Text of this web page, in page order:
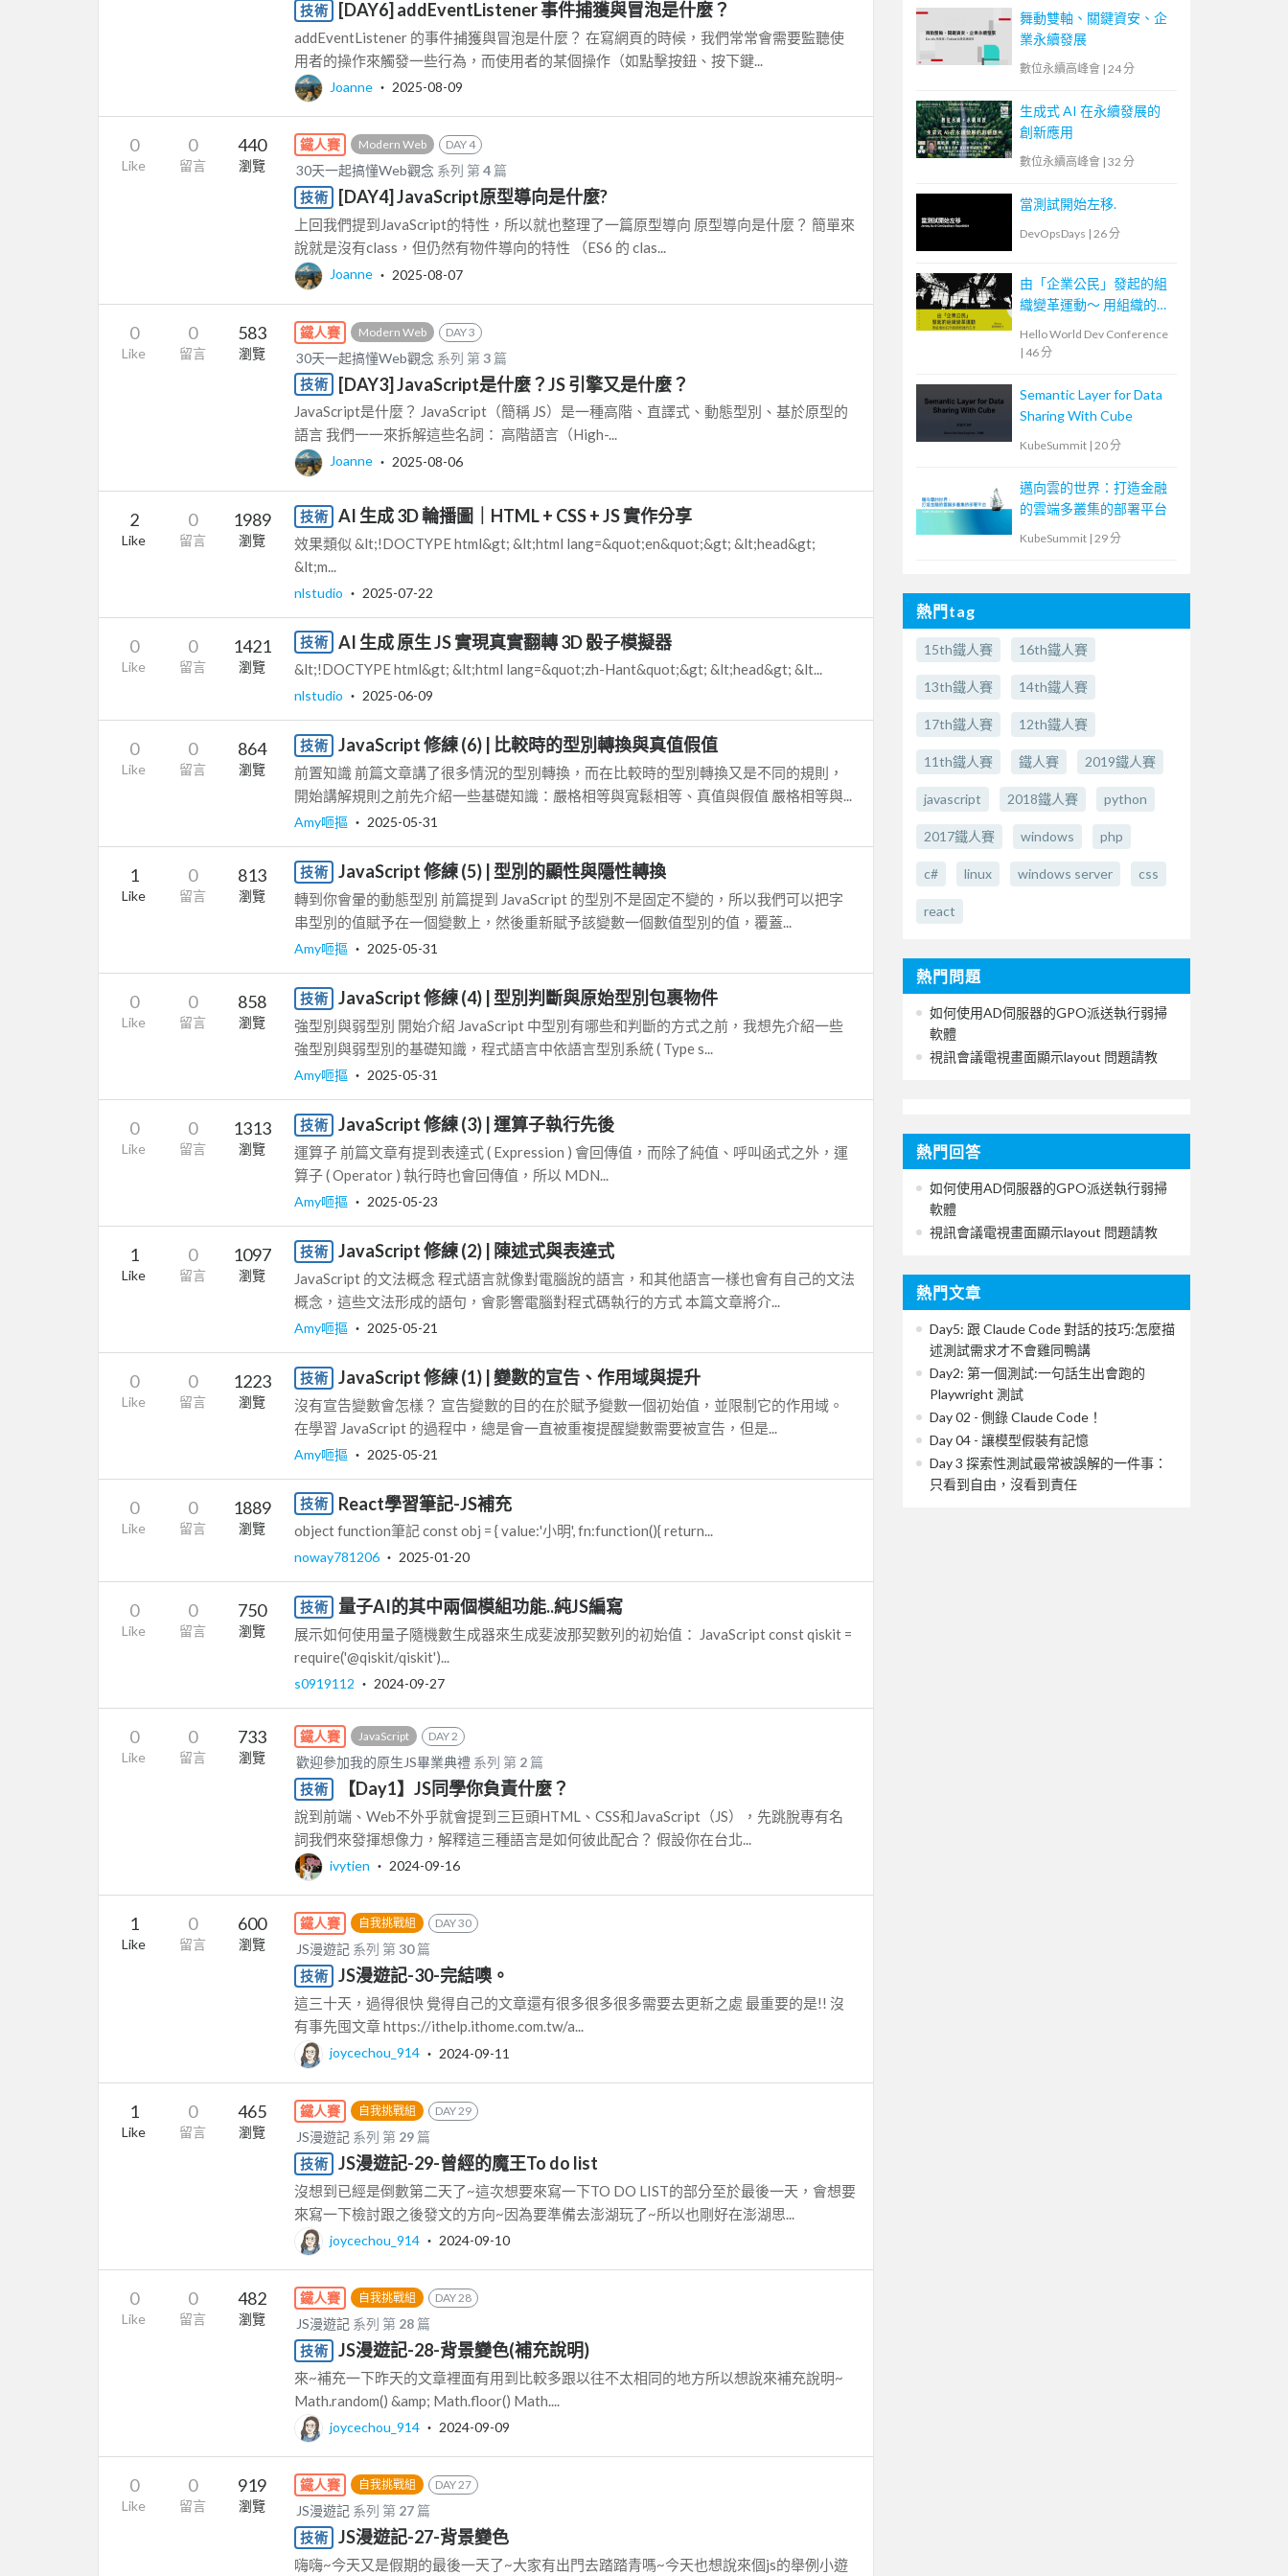
技術 [DAY6] addEventListener 事件捕獲與冒泡是什麼？
addEventListener 的事件捕獲與冒泡是什麼？ 在寫網頁的時候，我們常常會需要監聽使
用者的操作來觸發一些行為，而使用者的某個操作（如點擊按鈕、按下鍵...
Joanne ‧ 2025-08-09
0
Like
0
留言
440
瀏覽
鐵人賽 Modern Web DAY 4
30天一起搞懂Web觀念 系列 第4 篇
技術
[DAY4] JavaScript原型導向是什麼?
上回我們提到JavaScript的特性，所以就也整理了一篇原型導向 原型導向是什麼？ 簡單來
說就是沒有class，但仍然有物件導向的特性 （ES6 的 clas...
Joanne ‧ 2025-08-07
0
Like
0
留言
583
瀏覽
鐵人賽 Modern Web DAY 3
30天一起搞懂Web觀念 系列 第3 篇
技術
[DAY3] JavaScript是什麼？JS 引擎又是什麼？
JavaScript是什麼？ JavaScript（簡稱 JS）是一種高階、直譯式、動態型別、基於原型的
語言 我們一一來拆解這些名詞： 高階語言（High-...
Joanne ‧ 2025-08-06
2
Like
0
留言
1989
瀏覽
技術 AI 生成 3D 輪播圖｜HTML + CSS + JS 實作分享
效果類似 &lt;!DOCTYPE html&gt; &lt;html lang=&quot;en&quot;&gt; &lt;head&gt;
&lt;m...
nlstudio ‧ 2025-07-22
0
Like
0
留言
1421
瀏覽
技術 AI 生成 原生 JS 實現真實翻轉 3D 骰子模擬器
&lt;!DOCTYPE html&gt; &lt;html lang=&quot;zh-Hant&quot;&gt; &lt;head&gt; &lt...
nlstudio ‧ 2025-06-09
0
Like
0
留言
864
瀏覽
技術 JavaScript 修練 (6) | 比較時的型別轉換與真值假值
前置知識 前篇文章講了很多情況的型別轉換，而在比較時的型別轉換又是不同的規則，
開始講解規則之前先介紹一些基礎知識：嚴格相等與寬鬆相等、真值與假值 嚴格相等與...
Amy咂摳 ‧ 2025-05-31
1
Like
0
留言
813
瀏覽
技術 JavaScript 修練 (5) | 型別的顯性與隱性轉換
轉到你會暈的動態型別 前篇提到 JavaScript 的型別不是固定不變的，所以我們可以把字
串型別的值賦予在一個變數上，然後重新賦予該變數一個數值型別的值，覆蓋...
Amy咂摳 ‧ 2025-05-31
0
Like
0
留言
858
瀏覽
技術 JavaScript 修練 (4) | 型別判斷與原始型別包裹物件
強型別與弱型別 開始介紹 JavaScript 中型別有哪些和判斷的方式之前，我想先介紹一些
強型別與弱型別的基礎知識，程式語言中依語言型別系統 ( Type s...
Amy咂摳 ‧ 2025-05-31
0
Like
0
留言
1313
瀏覽
技術 JavaScript 修練 (3) | 運算子執行先後
運算子 前篇文章有提到表達式 ( Expression ) 會回傳值，而除了純值、呼叫函式之外，運
算子 ( Operator ) 執行時也會回傳值，所以 MDN...
Amy咂摳 ‧ 2025-05-23
1
Like
0
留言
1097
瀏覽
技術 JavaScript 修練 (2) | 陳述式與表達式
JavaScript 的文法概念 程式語言就像對電腦說的語言，和其他語言一樣也會有自己的文法
概念，這些文法形成的語句，會影響電腦對程式碼執行的方式 本篇文章將介...
Amy咂摳 ‧ 2025-05-21
0
Like
0
留言
1223
瀏覽
技術 JavaScript 修練 (1) | 變數的宣告、作用域與提升
沒有宣告變數會怎樣？ 宣告變數的目的在於賦予變數一個初始值，並限制它的作用域。
在學習 JavaScript 的過程中，總是會一直被重複提醒變數需要被宣告，但是...
Amy咂摳 ‧ 2025-05-21
0
Like
0
留言
1889
瀏覽
技術 React學習筆記-JS補充
object function筆記 const obj = { value:'小明', fn:function(){ return...
noway781206 ‧ 2025-01-20
0
Like
0
留言
750
瀏覽
技術 量子AI的其中兩個模組功能..純JS編寫
展示如何使用量子隨機數生成器來生成斐波那契數列的初始值： JavaScript const qiskit =
require('@qiskit/qiskit')...
s0919112 ‧ 2024-09-27
0
Like
0
留言
733
瀏覽
鐵人賽 JavaScript DAY 2
歡迎參加我的原生JS畢業典禮 系列 第 2 篇
技術
【Day1】JS同學你負責什麼？
說到前端、Web不外乎就會提到三巨頭HTML、CSS和JavaScript（JS），先跳脫專有名
詞我們來發揮想像力，解釋這三種語言是如何彼此配合？ 假設你在台北...
ivytien ‧ 2024-09-16
1
Like
0
留言
600
瀏覽
鐵人賽 自我挑戰組 DAY 30
JS漫遊記 系列 第30篇
技術
JS漫遊記-30-完結噢。
這三十天，過得很快 覺得自己的文章還有很多很多很多需要去更新之處 最重要的是!! 沒
有事先囤文章 https://ithelp.ithome.com.tw/a...
joycechou_914 ‧ 2024-09-11
1
Like
0
留言
465
瀏覽
鐵人賽 自我挑戰組 DAY 29
JS漫遊記 系列 第 29 篇
技術
JS漫遊記-29-曾經的魔王To do list
沒想到已經是倒數第二天了~這次想要來寫一下TO DO LIST的部分至於最後一天，會想要
來寫一下檢討跟之後發文的方向~因為要準備去澎湖玩了~所以也剛好在澎湖思...
joycechou_914 ‧ 2024-09-10
0
Like
0
留言
482
瀏覽
鐵人賽 自我挑戰組 DAY 28
JS漫遊記 系列 第 28 篇
技術
JS漫遊記-28-背景變色(補充說明)
來~補充一下昨天的文章裡面有用到比較多跟以往不太相同的地方所以想說來補充說明~
Math.random() &amp; Math.floor() Math....
joycechou_914 ‧ 2024-09-09
0
Like
0
留言
919
瀏覽
鐵人賽 自我挑戰組 DAY 27
JS漫遊記 系列 第 27 篇
技術
JS漫遊記-27-背景變色
嗨嗨~今天又是假期的最後一天了~大家有出門去踏踏青嗎~今天也想說來個js的舉例小遊
舞動雙軸、關鍵資安、企
業永續發展
數位永續高峰會 | 24 分
生成式 AI 在永續發展的
創新應用
數位永續高峰會 | 32 分
當測試開始左移.
DevOpsDays | 26 分
由「企業公民」發起的組
織變革運動～ 用組織的右
Hello World Dev Conference
| 46 分
Semantic Layer for Data
Sharing With Cube
KubeSummit | 20 分
邁向雲的世界：打造金融
的雲端多叢集的部署平台
KubeSummit | 29 分
熱門tag
15th鐵人賽 16th鐵人賽
13th鐵人賽 14th鐵人賽
17th鐵人賽 12th鐵人賽
11th鐵人賽 鐵人賽 2019鐵人賽
javascript 2018鐵人賽 python
2017鐵人賽 windows php
c# linux windows server css
react
熱門問題
如何使用AD伺服器的GPO派送執行弱掃
軟體
視訊會議電視畫面顯示layout 問題請教
熱門回答
如何使用AD伺服器的GPO派送執行弱掃
軟體
視訊會議電視畫面顯示layout 問題請教
熱門文章
Day5: 跟 Claude Code 對話的技巧:怎麼描
述測試需求才不會雞同鴨講
Day2: 第一個測試:一句話生出會跑的
Playwright 測試
Day 02 - 側錄 Claude Code！
Day 04 - 讓模型假裝有記憶
Day 3 探索性測試最常被誤解的一件事：
只看到自由，沒看到責任